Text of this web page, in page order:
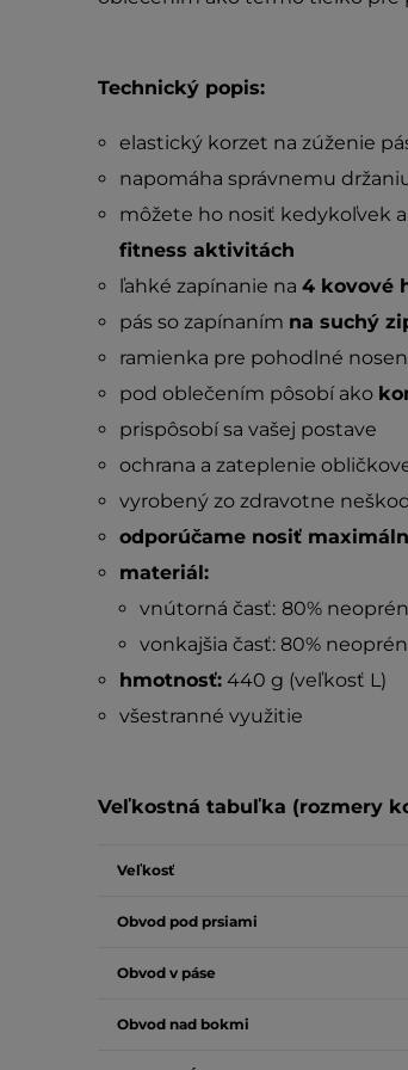
Technický popis:
elastický korzet na zúženie
napomáha správnemu
môžete ho nosiť kedykoľvek
fitness aktivitách
ľahké zapínanie na 4 kovové
pás so zapínaním na suchý
ramienka pre pohodlné
pod oblečením pôsobí ako
prispôsobí sa vašej postave
ochrana a zateplenie
vyrobený zo zdravotne
odporúčame nosiť
materiál:
vnútorná časť: 80%
vonkajšia časť: 80%
hmotnosť:440 g (veľkosť L)
všestranné využitie
Veľkostná tabuľka (rozmery
Veľkosť
Obvod pod prsiami
Obvod v páse
Obvod nad bokmi